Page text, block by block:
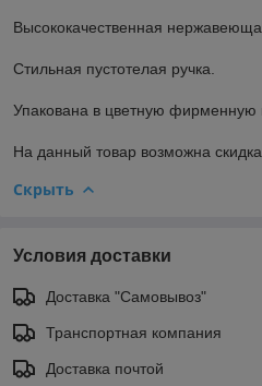
Высококачественная
Стильная пустотелая ручка.
Упакована в цветную фирменную
На данный товар возможна
Скрыть
Условия доставки
Доставка "Самовывоз"
Транспортная компания
Доставка почтой